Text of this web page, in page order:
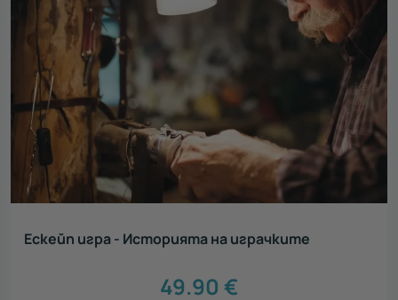
Ескейп игра - Историята на играчките
49.90 €